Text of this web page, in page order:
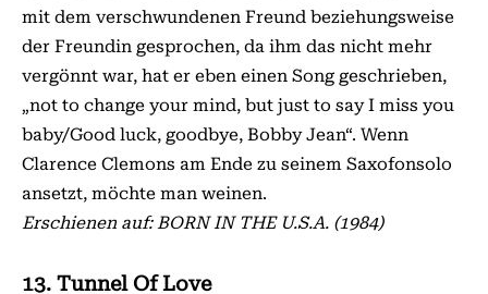
mit dem verschwundenen Freund beziehungsweise
der Freundin gesprochen, da ihm das nicht mehr
vergönnt war, hat er eben einen Song geschrieben,
„not to change your mind, but just to say I miss you
baby/Good luck, goodbye, Bobby Jean“. Wenn
Clarence Clemons am Ende zu seinem Saxofonsolo
ansetzt, möchte man weinen.
Erschienen auf: BORN IN THE U.S.A. (1984)
13. Tunnel Of Love